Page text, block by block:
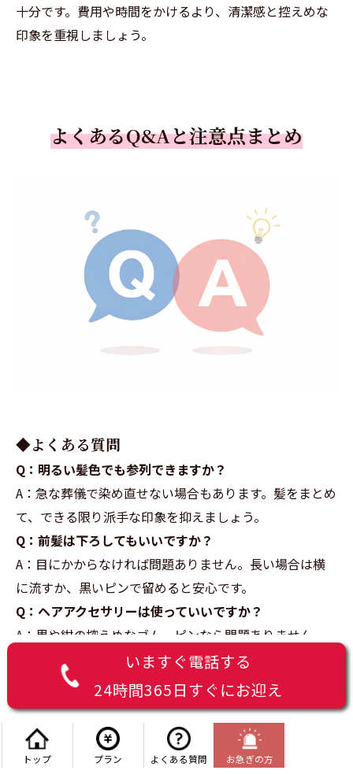
十分です。費用や時間をかけるより、清潔感と控えめな
印象を重視しましょう。
よくあるQ&Aと注意点まとめ
◆よくある質問
Q：明るい髪色でも参列できますか？
A：急な葬儀で染め直せない場合もあります。髪をまとめ
て、できる限り派手な印象を抑えましょう。
Q：前髪は下ろしてもいいですか？
A：目にかからなければ問題ありません。長い場合は横
に流すか、黒いピンで留めると安心です。
Q：ヘアアクセサリーは使っていいですか？
A：黒や紺の控えめなゴム、ピンなら問題ありません。
光沢や飾りの強いものは避けましょう。
◆マナーチェックリスト
参列前に、次の点を確認しましょう。
・髪が顔にかかっていない
いますぐ電話する
24時間365日すぐにお迎え
トップ プラン よくある質問 お急ぎの方